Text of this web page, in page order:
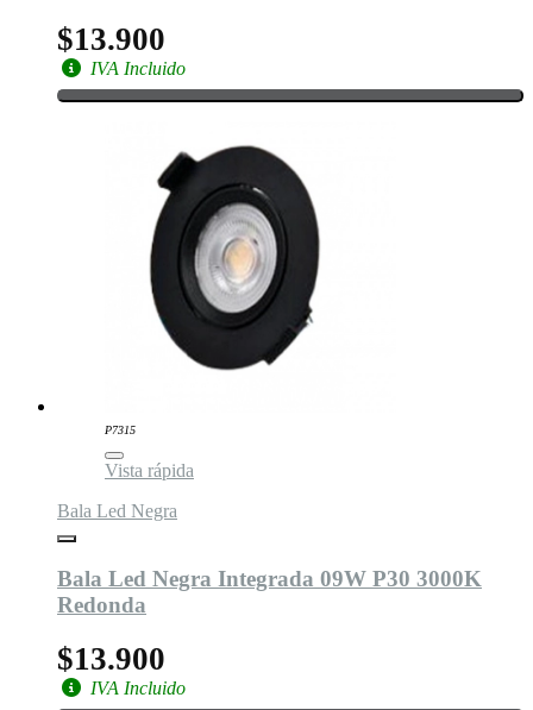
$13.900
IVA Incluido
P7315
Vista rápida
Bala Led Negra
Bala Led Negra Integrada 09W P30 3000K
Redonda
$13.900
IVA Incluido